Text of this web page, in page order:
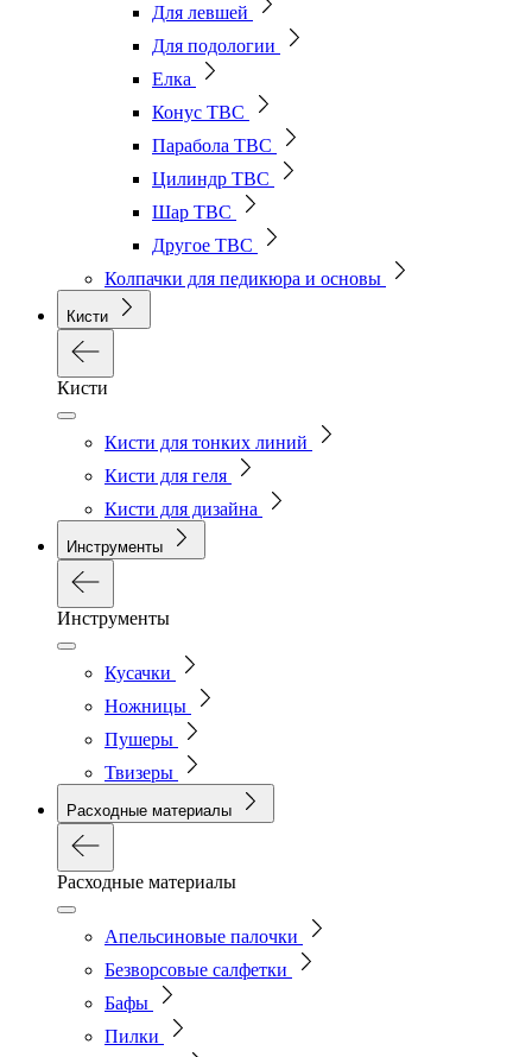
Для левшей
Для подологии
Елка
Конус ТВС
Парабола ТВС
Цилиндр ТВС
Шар ТВС
Другое ТВС
Колпачки для педикюра и основы
Кисти
Кисти
Кисти для тонких линий
Кисти для геля
Кисти для дизайна
Инструменты
Инструменты
Кусачки
Ножницы
Пушеры
Твизеры
Расходные материалы
Расходные материалы
Апельсиновые палочки
Безворсовые салфетки
Бафы
Пилки